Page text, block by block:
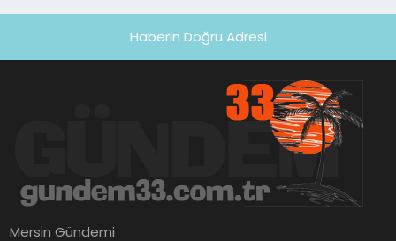
Haberin Doğru Adresi
Mersin Gündemi